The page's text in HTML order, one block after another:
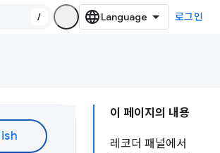
/ 로그인
이 페이지의 내용
레코더 패널에서